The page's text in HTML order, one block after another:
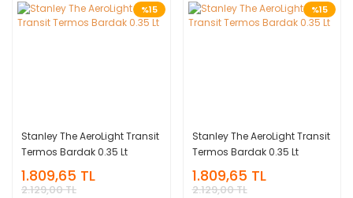
%15
Stanley The AeroLight Transit
Termos Bardak 0.35 Lt
1.809,65 TL
2.129,00 TL
%15
Stanley The AeroLight Transit
Termos Bardak 0.35 Lt
1.809,65 TL
2.129,00 TL